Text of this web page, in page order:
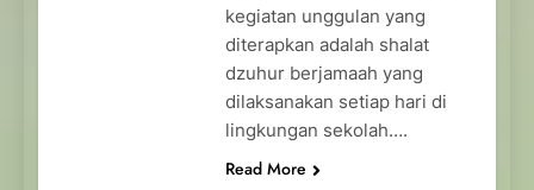
kegiatan unggulan yang
diterapkan adalah shalat
dzuhur berjamaah yang
dilaksanakan setiap hari di
lingkungan sekolah….
Read More